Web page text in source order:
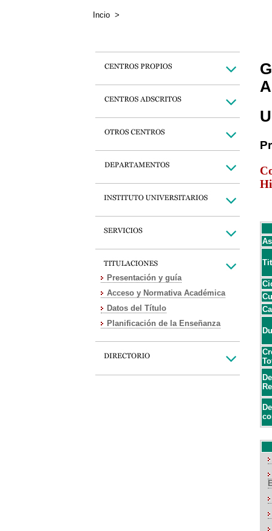
Incio >
Presentación y guía
Acceso y Normativa Académica
Datos del Título
Planificación de la Enseñanza